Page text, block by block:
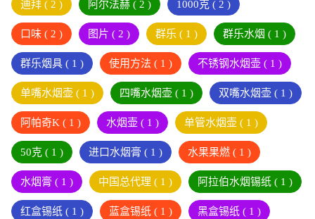
迪拜 ( 2 ) 阿尔法赫 ( 2 ) 1000克 ( 2 )
口味 ( 2 ) 图片 ( 2 ) 群乐 ( 1 ) 群乐水烟 ( 1 )
群乐烟具 ( 1 ) 使用方法 ( 1 ) 不锈钢水烟壶 ( 1 )
单嘴水烟壶 ( 1 ) 四嘴水烟壶 ( 1 ) 双嘴水烟壶 ( 1 )
阿帕奇K ( 1 ) 水烟壶 ( 1 ) 单管水烟壶 ( 1 )
50克 ( 1 ) 进口水烟膏 ( 1 ) 水果果燃 ( 1 )
水烟膏 ( 1 ) 中国总代理 ( 1 ) 阿拉伯水烟锡纸 ( 1 )
红盒锡纸 ( 1 ) 蓝盒锡纸 ( 1 ) 黑盒锡纸 ( 1 )